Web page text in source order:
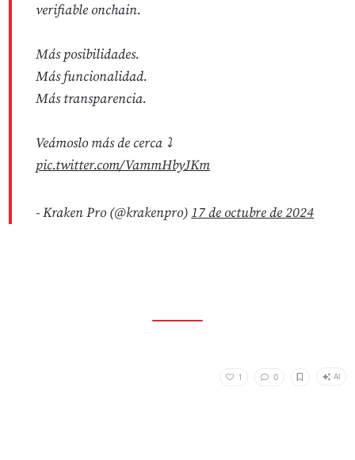
verifiable onchain.
Más posibilidades.
Más funcionalidad.
Más transparencia.
Veámoslo más de cerca ⤵️
pic.twitter.com/VammHbyJKm
- Kraken Pro (@krakenpro) 17 de octubre de 2024
1 0 AI